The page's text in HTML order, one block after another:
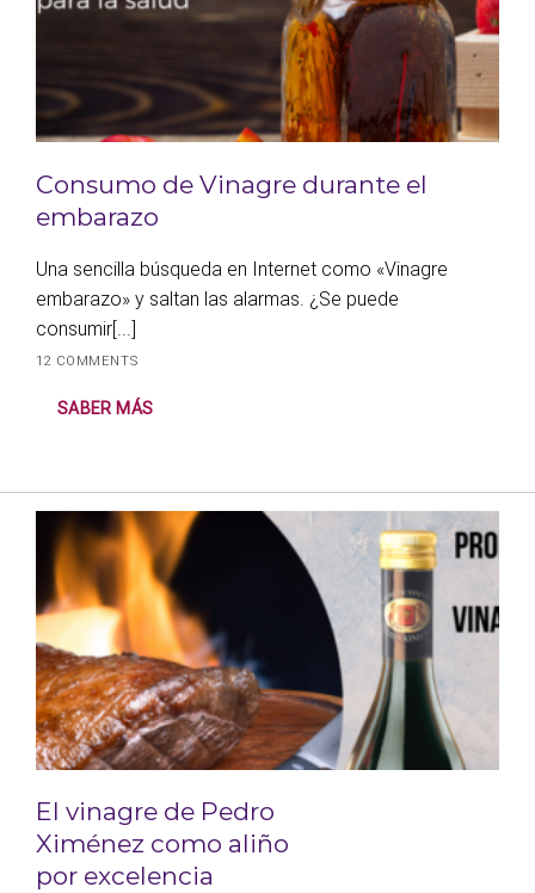
Consumo de Vinagre durante el
embarazo
Una sencilla búsqueda en Internet como «Vinagre
embarazo» y saltan las alarmas. ¿Se puede
consumir[...]
12 COMMENTS
SABER MÁS
El vinagre de Pedro
Ximénez como aliño
por excelencia